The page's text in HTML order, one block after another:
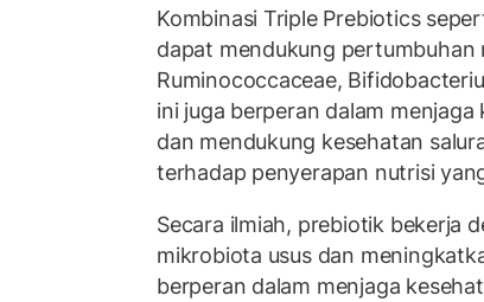
Kombinasi Triple Prebiotics
dapat mendukung
Ruminococcaceae,
ini juga berperan dalam
dan mendukung kesehatan
terhadap penyerapan nutrisi
Secara ilmiah, prebiotik bekerja
mikrobiota usus dan
berperan dalam menjaga